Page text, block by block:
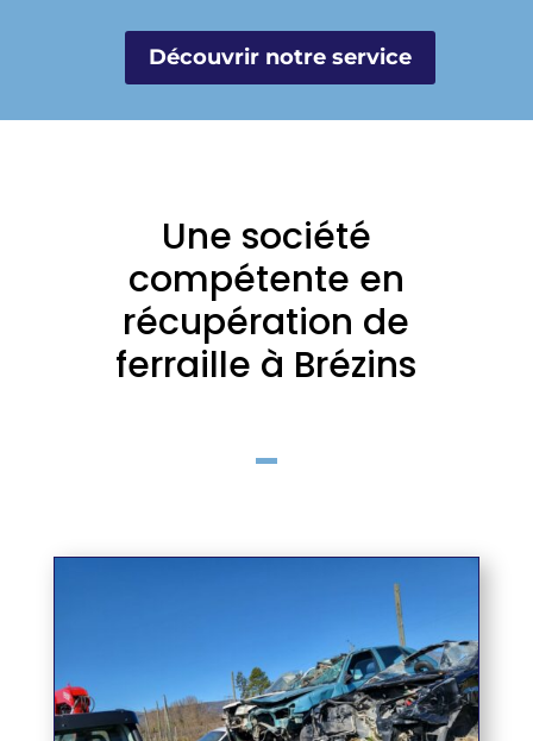
Découvrir notre service
Une société
compétente en
récupération de
ferraille à Brézins